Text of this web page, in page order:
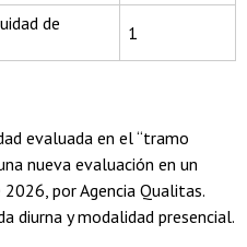
de
1
evaluada en el “tramo
nueva evaluación en un
por Agencia Qualitas.
diurna y modalidad presencial.